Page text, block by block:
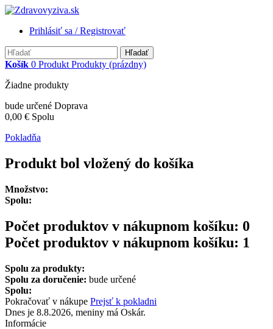
Prihlásiť sa / Registrovať
Hľadať
Košík 0 Produkt Produkty (prázdny)
Žiadne produkty
bude určené Doprava
0,00 € Spolu
Pokladňa
Produkt bol vložený do košíka
Množstvo:
Spolu:
Počet produktov v nákupnom košíku: 0
Počet produktov v nákupnom košíku: 1
Spolu za produkty:
Spolu za doručenie: bude určené
Spolu:
Pokračovať v nákupe Prejsť k pokladni
Dnes je 8.8.2026, meniny má Oskár.
Informácie